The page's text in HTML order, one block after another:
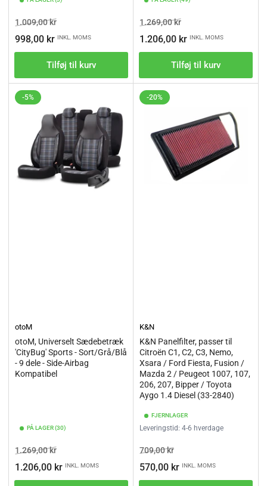
Vejl.pris
1.009,00 krTilbudspris
998,00 kr INKL. MOMS
Tilføj til kurv
Vejl.pris
1.269,00 krTilbudspris
1.206,00 kr INKL. MOMS
Tilføj til kurv
-5%
otoM
otoM, Universelt Sædebetræk
'CityBug' Sports - Sort/Grå/Blå
- 9 dele - Side-Airbag
Kompatibel
PÅ LAGER (30)
Vejl.pris
1.269,00 krTilbudspris
1.206,00 kr INKL. MOMS
-20%
K&N
K&N Panelfilter, passer til
Citroën C1, C2, C3, Nemo,
Xsara / Ford Fiesta, Fusion /
Mazda 2 / Peugeot 1007, 107,
206, 207, Bipper / Toyota
Aygo 1.4 Diesel (33-2840)
FJERNLAGER
Leveringstid: 4-6 hverdage
Vejl.pris
709,00 krTilbudspris
570,00 kr INKL. MOMS